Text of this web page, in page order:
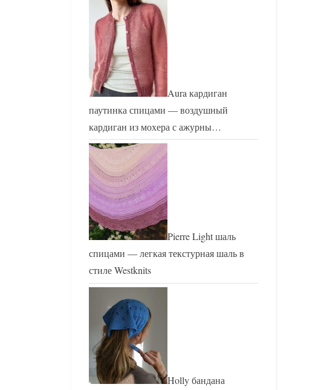
Aura кардиган
паутинка спицами — воздушный
кардиган из мохера с ажурны…
Pierre Light шаль
спицами — легкая текстурная шаль в
стиле Westknits
Holly бандана